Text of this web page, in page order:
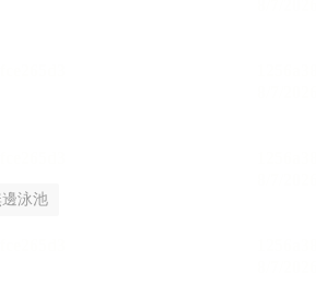
泳池